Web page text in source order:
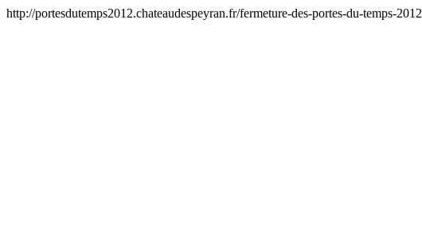
http://portesdutemps2012.chateaudespeyran.fr/fermeture-des-portes-du-temps-2012